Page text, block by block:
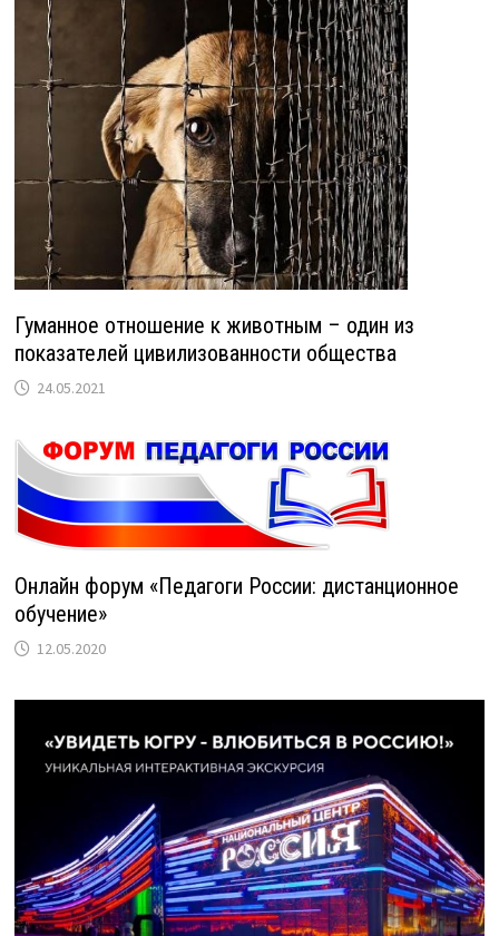
Гуманное отношение к животным – один из
показателей цивилизованности общества
24.05.2021
Онлайн форум «Педагоги России: дистанционное
обучение»
12.05.2020